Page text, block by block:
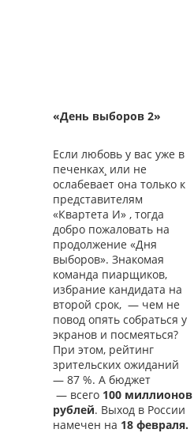
«День выборов 2»
Если любовь у вас уже в
печенках¸ или не
ослабевает она только к
представителям
«Квартета И» , тогда
добро пожаловать на
продолжение «Дня
выборов». Знакомая
команда пиарщиков,
избрание кандидата на
второй срок, — чем не
повод опять собраться у
экранов и посмеяться?
При этом, рейтинг
зрительских ожиданий
— 87 %. А бюджет
— всего 100 миллионов
рублей. Выход в России
намечен на 18 февраля.